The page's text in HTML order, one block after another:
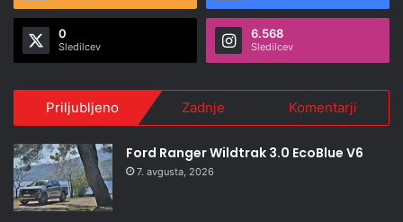
0
Sledilcev
6.568
Sledilcev
Priljubljeno Zadnje Komentarji
Ford Ranger Wildtrak 3.0 EcoBlue V6
7. avgusta, 2026